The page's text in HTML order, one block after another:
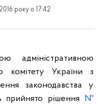
року о 17:42
адміністративною
комітету України з
законодавства у
прийнято рішення №